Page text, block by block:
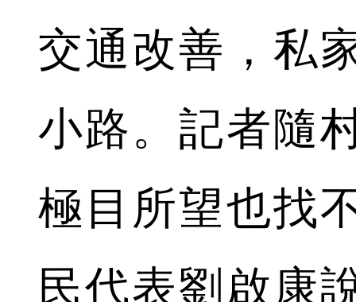
交通改善，私
小路。記者隨
極目所望也找
民代表劉啟康